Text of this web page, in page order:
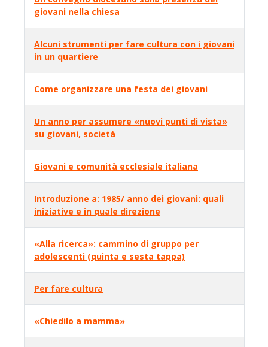
giovani nella chiesa
Alcuni strumenti per fare cultura con i giovani
in un quartiere
Come organizzare una festa dei giovani
Un anno per assumere «nuovi punti di vista»
su giovani, società
Giovani e comunità ecclesiale italiana
Introduzione a: 1985/ anno dei giovani: quali
iniziative e in quale direzione
«Alla ricerca»: cammino di gruppo per
adolescenti (quinta e sesta tappa)
Per fare cultura
«Chiedilo a mamma»